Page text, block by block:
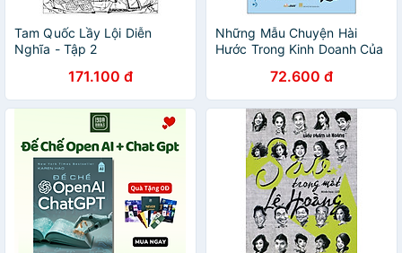
Tam Quốc Lầy Lội Diễn
Nghĩa - Tập 2
171.100 đ
Những Mẫu Chuyện Hài
Hước Trong Kinh Doanh Của
72.600 đ